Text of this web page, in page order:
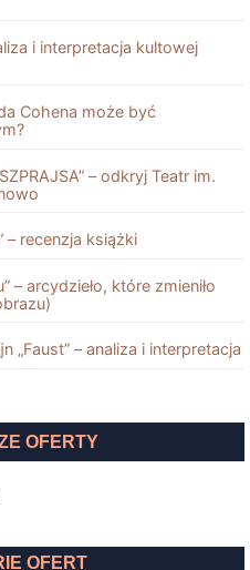
i interpretacja kultowej
Cohena może być
– odkryj Teatr im.
– recenzja książki
– arcydzieło, które zmieniło
„Faust” – analiza i interpretacja
OFERTY
OFERT